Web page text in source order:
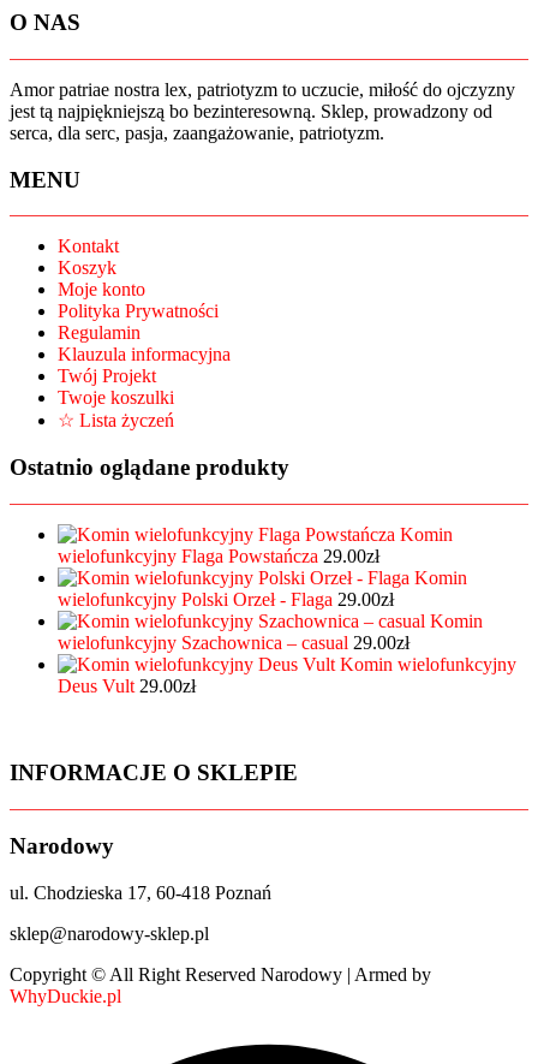
O NAS
Amor patriae nostra lex, patriotyzm to uczucie, miłość do ojczyzny
jest tą najpiękniejszą bo bezinteresowną. Sklep, prowadzony od
serca, dla serc, pasja, zaangażowanie, patriotyzm.
MENU
Kontakt
Koszyk
Moje konto
Polityka Prywatności
Regulamin
Klauzula informacyjna
Twój Projekt
Twoje koszulki
☆ Lista życzeń
Ostatnio oglądane produkty
Komin
wielofunkcyjny Flaga Powstańcza 29.00zł
Komin
wielofunkcyjny Polski Orzeł - Flaga 29.00zł
Komin
wielofunkcyjny Szachownica – casual 29.00zł
Komin wielofunkcyjny
Deus Vult 29.00zł
INFORMACJE O SKLEPIE
Narodowy
ul. Chodzieska 17, 60-418 Poznań
sklep@narodowy-sklep.pl
Copyright © All Right Reserved Narodowy | Armed by
WhyDuckie.pl